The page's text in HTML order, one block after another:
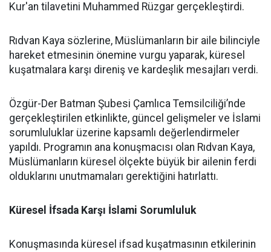
Kur'an tilavetini Muhammed Rüzgar gerçekleştirdi.
Rıdvan Kaya sözlerine, Müslümanların bir aile bilinciyle
hareket etmesinin önemine vurgu yaparak, küresel
kuşatmalara karşı direniş ve kardeşlik mesajları verdi.
Özgür-Der Batman Şubesi Çamlıca Temsilciliği’nde
gerçekleştirilen etkinlikte, güncel gelişmeler ve İslami
sorumluluklar üzerine kapsamlı değerlendirmeler
yapıldı. Programın ana konuşmacısı olan Rıdvan Kaya,
Müslümanların küresel ölçekte büyük bir ailenin ferdi
olduklarını unutmamaları gerektiğini hatırlattı.
Küresel İfsada Karşı İslami Sorumluluk
Konuşmasında küresel ifsad kuşatmasının etkilerinin